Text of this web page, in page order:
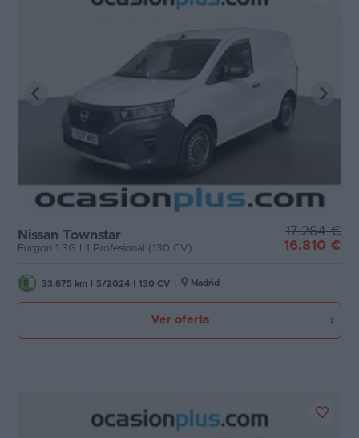
Nissan Townstar
Furgon 1.3G L1 Profesional (130 CV)
17.264 €
16.810 €
33.875 km 5/2024 130 CV Madrid
Ver oferta